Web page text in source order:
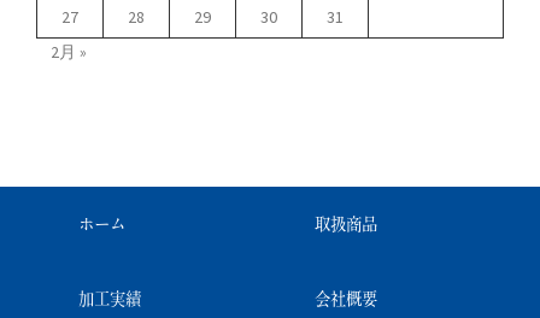
27
28 29 30
31
2月 »
ホーム 取扱商品
加工実績 会社概要